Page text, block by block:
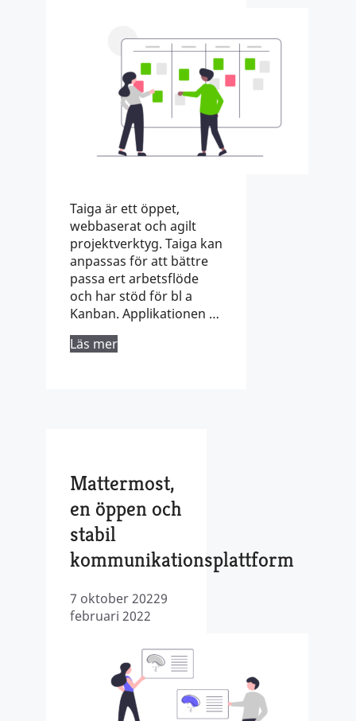
Taiga är ett öppet,
webbaserat och agilt
projektverktyg. Taiga kan
anpassas för att bättre
passa ert arbetsflöde
och har stöd för bl a
Kanban. Applikationen …
Läs mer
Mattermost,
en öppen och
stabil
kommunikationsplattform
7 oktober 20229
februari 2022